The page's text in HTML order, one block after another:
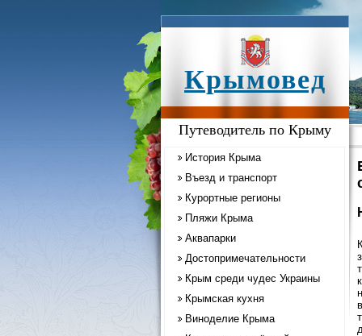
Крымовед
Путеводитель по Крыму
История Крыма
Въезд и транспорт
Курортные регионы
Пляжи Крыма
Аквапарки
Достопримечательности
Крым среди чудес Украины
Крымская кухня
Виноделие Крыма